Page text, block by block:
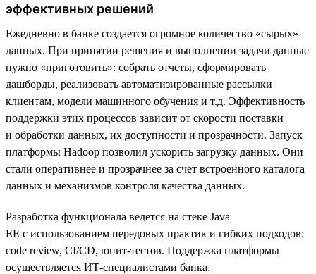
эффективных решений
Ежедневно в банке создается огромное количество «сырых»
данных. При принятии решения и выполнении задачи данные
нужно «приготовить»: собрать отчеты, сформировать
дашборды, реализовать автоматизированные рассылки
клиентам, модели машинного обучения и т.д. Эффективность
поддержки этих процессов зависит от скорости поставки
и обработки данных, их доступности и прозрачности. Запуск
платформы Hadoop позволил ускорить загрузку данных. Они
стали оперативнее и прозрачнее за счет встроенного каталога
данных и механизмов контроля качества данных.
Разработка функционала ведется на стеке Java
EE с использованием передовых практик и гибких подходов:
code review, CI/CD, юнит-тестов. Поддержка платформы
осуществляется ИТ-специалистами банка.